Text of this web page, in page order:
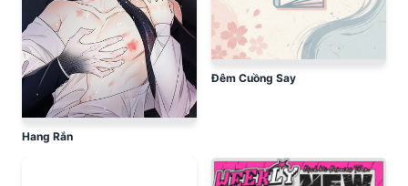
Hang Rắn
Đêm Cuồng Say